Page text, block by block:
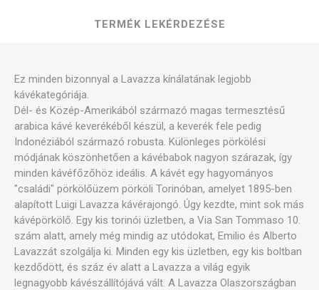
TERMÉK LEKÉRDEZÉSE
Ez minden bizonnyal a Lavazza kínálatának legjobb
kávékategóriája.
Dél- és Közép-Amerikából származó magas termesztésű
arabica kávé keverékéből készül, a keverék fele pedig
Indonéziából származó robusta. Különleges pörkölési
módjának köszönhetően a kávébabok nagyon szárazak, így
minden kávéfőzőhöz ideális. A kávét egy hagyományos
"családi" pörkölőüzem pörköli Torinóban, amelyet 1895-ben
alapított Luigi Lavazza kávérajongó. Úgy kezdte, mint sok más
kávépörkölő. Egy kis torinói üzletben, a Via San Tommaso 10.
szám alatt, amely még mindig az utódokat, Emilio és Alberto
Lavazzát szolgálja ki. Minden egy kis üzletben, egy kis boltban
kezdődött, és száz év alatt a Lavazza a világ egyik
legnagyobb kávészállítójává vált. A Lavazza Olaszországban